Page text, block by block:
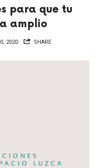
para que tu
amplio
2020 SHARE